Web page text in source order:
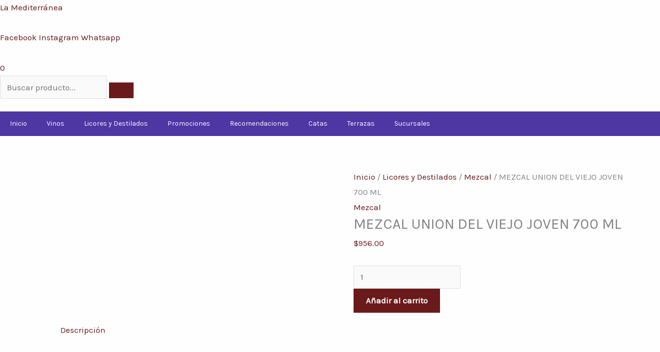
Ir
contenido
La Mediterránea
Facebook Instagram Whatsapp
0
Inicio Vinos Licores y Destilados Promociones Recomendaciones Catas Terrazas Sucursales
Inicio / Licores y Destilados / Mezcal / MEZCAL UNION DEL VIEJO JOVEN
700 ML
Mezcal
MEZCAL UNION DEL VIEJO JOVEN 700 ML
$956.00
MEZCAL
UNION
DEL
VIEJO
ML
cantidad
Añadir al carrito
Descripción
Menú